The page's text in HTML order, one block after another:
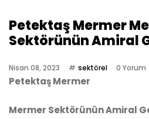
Petektaş Mermer
Sektörünün Amiral
Nisan 08, 2023 sektörel 0 Yorum
Petektaş Mermer
Mermer Sektörünün Amiral